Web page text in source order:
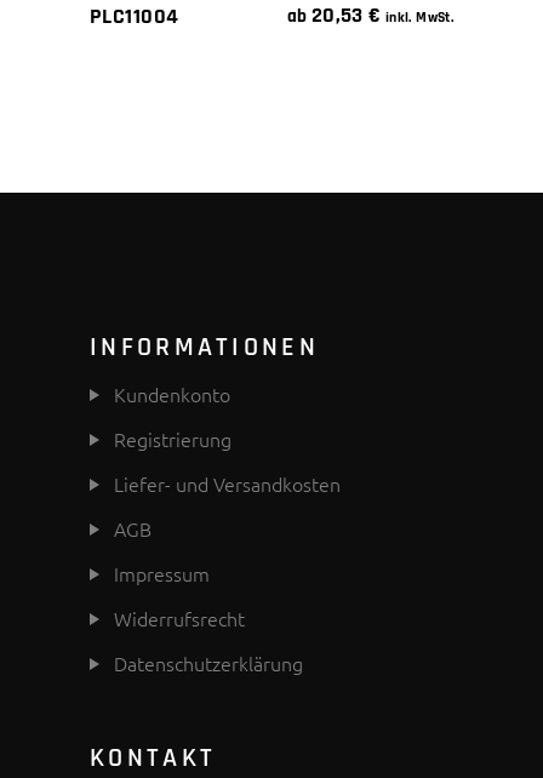
PLC11004 ab 20,53€ inkl. MwSt.
INFORMATIONEN
Kundenkonto
Registrierung
Liefer- und Versandkosten
AGB
Impressum
Widerrufsrecht
Datenschutzerklärung
KONTAKT